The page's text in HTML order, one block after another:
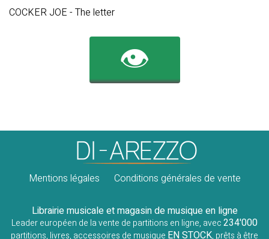
COCKER JOE - The letter
👁️
Mentions légales Conditions générales de vente
Librairie musicale et magasin de musique en ligne
Leader européen de la vente de partitions en ligne, avec234'000
partitions, livres, accessoires de musique EN STOCK, prêts à être